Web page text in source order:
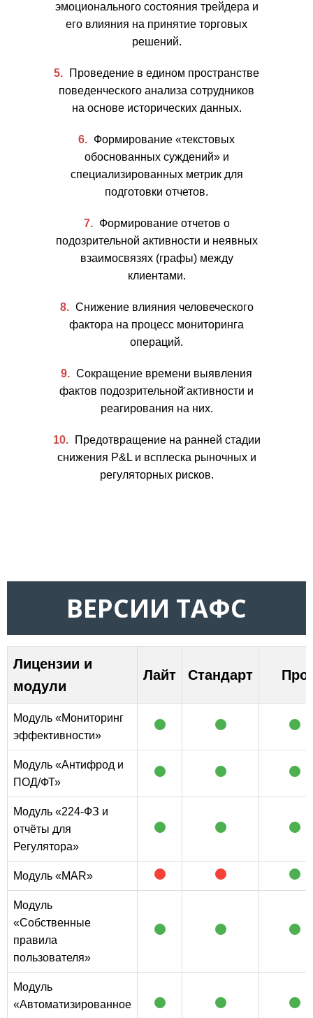
эмоционального состояния трейдера и
его влияния на принятие торговых
решений.
Проведение в едином пространстве
поведенческого анализа сотрудников
на основе исторических данных.
Формирование «текстовых
обоснованных суждений» и
специализированных метрик для
подготовки отчетов.
Формирование отчетов о
подозрительной активности и неявных
взаимосвязях (графы) между
клиентами.
Снижение влияния человеческого
фактора на процесс мониторинга
операций.
Сокращение времени выявления
фактов подозрительной̆ активности и
реагирования на них.
Предотвращение на ранней стадии
снижения P&L и всплеска рыночных и
регуляторных рисков.
ВЕРСИИ ТАФС
Лицензии и
модули
Лайт Стандарт Про
Модуль «Мониторинг
эффективности»
Модуль «Антифрод и
ПОД/ФТ»
Модуль «224-ФЗ и
отчёты для
Регулятора»
Модуль «MAR»
Модуль
«Собственные
правила
пользователя»
Модуль
«Автоматизированное